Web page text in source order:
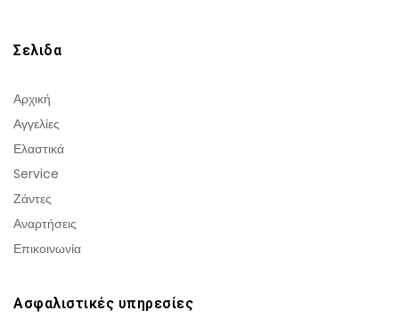
Σελιδα
Αρχική
Αγγελίες
Ελαστικά
Service
Ζάντες
Αναρτήσεις
Επικοινωνία
Ασφαλιστικές υπηρεσίες